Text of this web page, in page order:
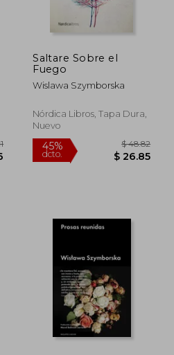
45%
dcto. $
Saltare Sobre el
Fuego
Wislawa Szymborska
Nórdica Libros, Tapa Dura,
Nuevo